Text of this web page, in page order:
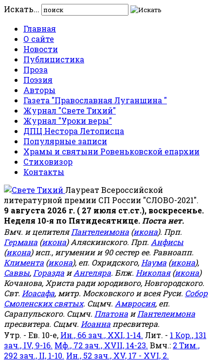
Искать...
Главная
О сайте
Новости
Публицистика
Проза
Поэзия
Авторы
Газета "Православная Луганщина "
Журнал "Свете Тихий"
Журнал "Уроки веры"
ДПЦ Нестора Летописца
Популярные записи
Храмы и святыни Ровеньковской епархии
Стиховизор
Контакты
Лауреат Всероссийской
литературной премии СП России "СЛОВО-2021".
9 августа 2026 г. ( 27 июля ст.ст.), воскресенье.
Неделя 10-я по Пятидесятнице. Поста нет.
Вмч. и целителяПантелеимона (икона). Прп.
Германа (икона) Аляскинского. Прп. Анфисы
(икона) исп., игумении и 90 сестер ее. Равноапп.
Климента (икона), еп. Охридского, Наума (икона),
Саввы, Горазда иАнгеляра. Блж. Николая(икона)
Кочанова, Христа ради юродивого, Новгородского.
Свт. Иоасафа, митр. Московского и всея Руси. Собор
Смоленских святых. Сщмч. Амвросия, еп.
Сарапульского. Сщмч. Платона иПантелеимона
пресвитера. Сщмч. Иоанна пресвитера.
Утр. - Ев. 10-е, Ин., 66 зач., XXI, 1-14. Лит. - 1 Кор., 131
зач., IV, 9-16. Мф., 72 зач., XVII, 14-23. Вмч.: 2 Тим.,
292 зач., II, 1-10. Ин., 52 зач., XV, 17 - XVI, 2.